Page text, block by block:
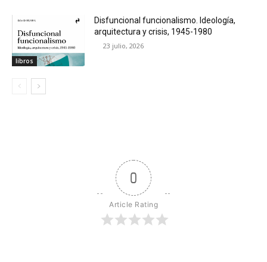
libros
Disfuncional funcionalismo. Ideología,
arquitectura y crisis, 1945-1980
23 julio, 2026
0
Article Rating